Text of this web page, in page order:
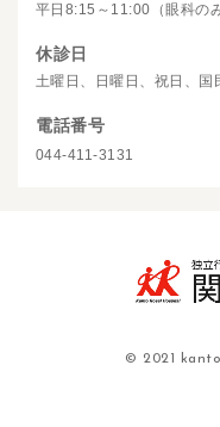
平日8:15～11:00（眼科の
休診日
土曜日、日曜日、祝日、国
電話番号
044-411-3131
© 2021